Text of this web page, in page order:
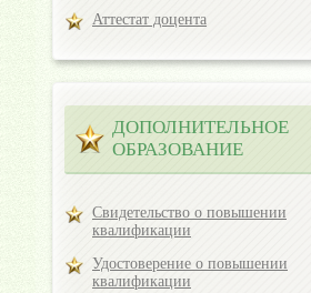
Аттестат доцента
ДОПОЛНИТЕЛЬНОЕ
ОБРАЗОВАНИЕ
Свидетельство о повышении
квалификации
Удостоверение о повышении
квалификации